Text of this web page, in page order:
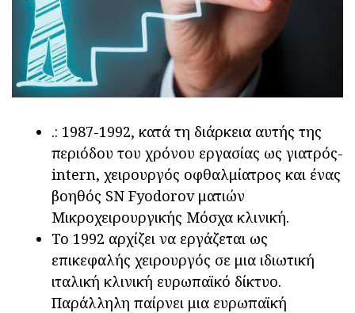
.: 1987-1992, κατά τη διάρκεια αυτής της
περιόδου του χρόνου εργασίας ως γιατρός-
intern, χειρουργός οφθαλμίατρος και ένας
βοηθός SN Fyodorov ματιών
Μικροχειρουργικής Μόσχα κλινική.
Το 1992 αρχίζει να εργάζεται ως
επικεφαλής χειρουργός σε μια ιδιωτική
ιταλική κλινική ευρωπαϊκό δίκτυο.
Παράλληλη παίρνει μια ευρωπαϊκή